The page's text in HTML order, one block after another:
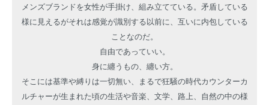
メンズブランドを女性が手掛け、組み立てている。矛盾している
様に見えるがそれは感覚が識別する以前に、互いに内包している
ことなのだ。
自由であっていい。
身に纏うもの、纏い方。
そこには基準や縛りは一切無い、まるで狂騒の時代カウンターカ
ルチャーが生まれた頃の生活や音楽、文学、路上、自然の中の様